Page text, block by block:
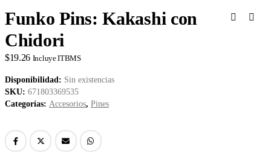
Funko Pins: Kakashi con
Chidori
$19.26 Incluye ITBMS
Disponibilidad: Sin existencias
SKU: 671803369535
Categorías: Accesorios, Pines